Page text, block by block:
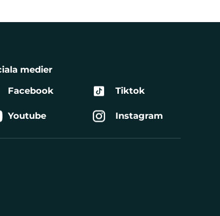
medier
Facebook
Youtube
Tiktok
Instagram